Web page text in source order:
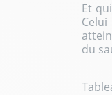
Et
du